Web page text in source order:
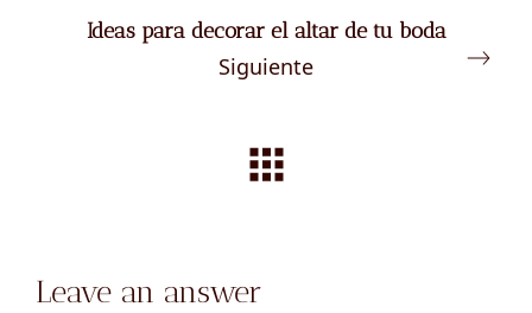
Ideas para decorar el altar de tu boda
Siguiente
Leave an answer